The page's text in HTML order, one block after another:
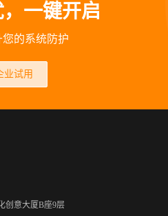
一键开启
的系统防护
业试用
创意大厦B座9层